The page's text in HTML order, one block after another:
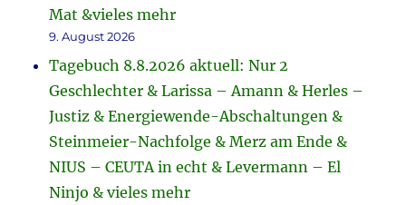
Mat &vieles mehr
9. August 2026
Tagebuch 8.8.2026 aktuell: Nur 2
Geschlechter & Larissa – Amann & Herles –
Justiz & Energiewende-Abschaltungen &
Steinmeier-Nachfolge & Merz am Ende &
NIUS – CEUTA in echt & Levermann – El
Ninjo & vieles mehr